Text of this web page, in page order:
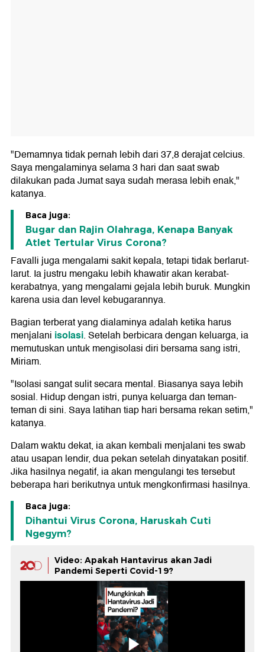
"Demamnya tidak pernah lebih dari 37,8 derajat celcius.
Saya mengalaminya selama 3 hari dan saat swab
dilakukan pada Jumat saya sudah merasa lebih enak,"
katanya.
Baca juga:
Bugar dan Rajin Olahraga, Kenapa Banyak
Atlet Tertular Virus Corona?
Favalli juga mengalami sakit kepala, tetapi tidak berlarut-
larut. Ia justru mengaku lebih khawatir akan kerabat-
kerabatnya, yang mengalami gejala lebih buruk. Mungkin
karena usia dan level kebugarannya.
Bagian terberat yang dialaminya adalah ketika harus
menjalani isolasi. Setelah berbicara dengan keluarga, ia
memutuskan untuk mengisolasi diri bersama sang istri,
Miriam.
"Isolasi sangat sulit secara mental. Biasanya saya lebih
sosial. Hidup dengan istri, punya keluarga dan teman-
teman di sini. Saya latihan tiap hari bersama rekan setim,"
katanya.
Dalam waktu dekat, ia akan kembali menjalani tes swab
atau usapan lendir, dua pekan setelah dinyatakan positif.
Jika hasilnya negatif, ia akan mengulangi tes tersebut
beberapa hari berikutnya untuk mengkonfirmasi hasilnya.
Baca juga:
Dihantui Virus Corona, Haruskah Cuti
Ngegym?
Video: Apakah Hantavirus akan Jadi
Pandemi Seperti Covid-19?